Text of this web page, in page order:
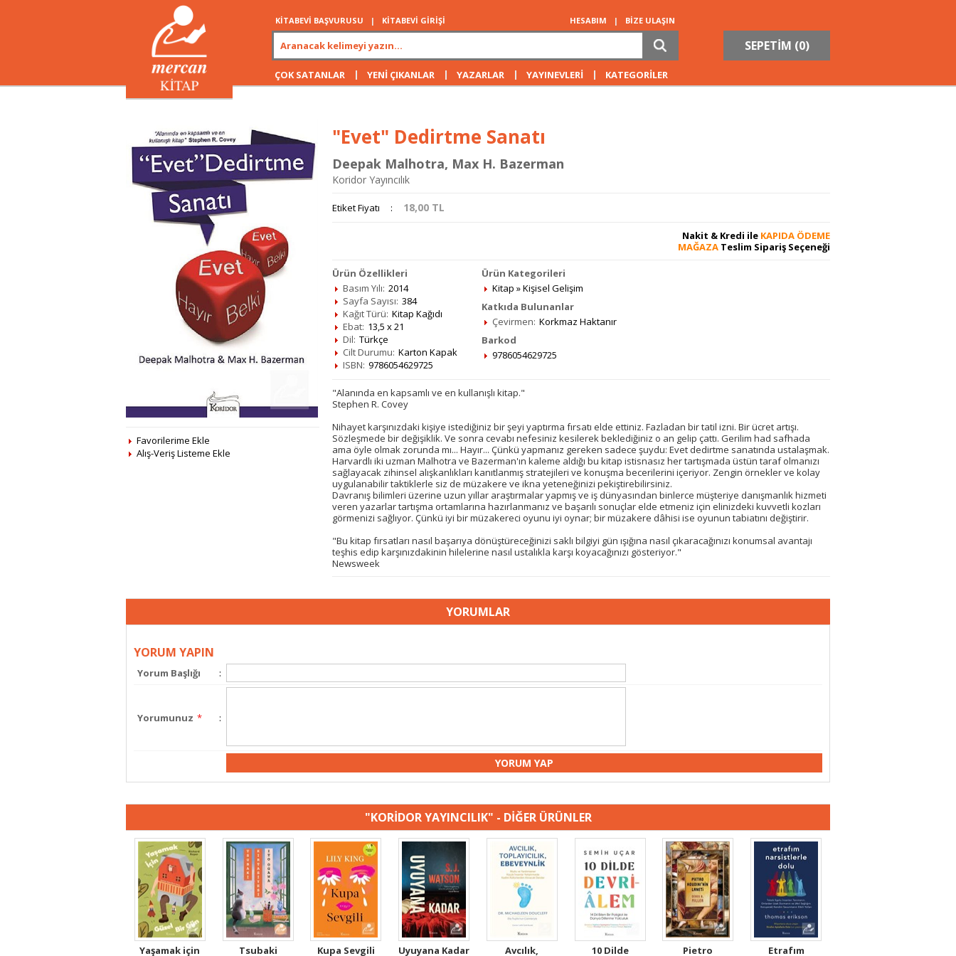
KİTABEVİ BAŞVURUSU | KİTABEVİ GİRİŞİ HESABIM | BİZE ULAŞIN
SEPETİM (0)
ÇOK SATANLAR | YENİ ÇIKANLAR | YAZARLAR | YAYINEVLERİ | KATEGORİLER
Favorilerime Ekle
Alış-Veriş Listeme Ekle
"Evet" Dedirtme Sanatı
Deepak Malhotra, Max H. Bazerman
Koridor Yayıncılık
Etiket Fiyatı : 18,00 TL
Nakit & Kredi ile KAPIDA ÖDEME
MAĞAZA Teslim Sipariş Seçeneği
Ürün Özellikleri
Basım Yılı: 2014
Sayfa Sayısı: 384
Kağıt Türü: Kitap Kağıdı
Ebat: 13,5 x 21
Dil: Türkçe
Cilt Durumu: Karton Kapak
ISBN: 9786054629725
Ürün Kategorileri
Kitap »Kişisel Gelişim
Katkıda Bulunanlar
Çevirmen: Korkmaz Haktanır
Barkod
9786054629725
"Alanında en kapsamlı ve en kullanışlı kitap."
Stephen R. Covey
Nihayet karşınızdaki kişiye istediğiniz bir şeyi yaptırma fırsatı elde ettiniz. Fazladan bir tatil izni. Bir ücret artışı.
Sözleşmede bir değişiklik. Ve sonra cevabı nefesiniz kesilerek beklediğiniz o an gelip çattı. Gerilim had safhada
ama öyle olmak zorunda mı... Hayır... Çünkü yapmanız gereken sadece şuydu: Evet dedirtme sanatında ustalaşmak.
Harvardlı iki uzman Malhotra ve Bazerman'ın kaleme aldığı bu kitap istisnasız her tartışmada üstün taraf olmanızı
sağlayacak zihinsel alışkanlıkları kanıtlanmış stratejileri ve konuşma becerilerini içeriyor. Zengin örnekler ve kolay
uygulanabilir taktiklerle siz de müzakere ve ikna yeteneğinizi pekiştirebilirsiniz.
Davranış bilimleri üzerine uzun yıllar araştırmalar yapmış ve iş dünyasından binlerce müşteriye danışmanlık hizmeti
veren yazarlar tartışma ortamlarına hazırlanmanız ve başarılı sonuçlar elde etmeniz için elinizdeki kuvvetli kozları
görmenizi sağlıyor. Çünkü iyi bir müzakereci oyunu iyi oynar; bir müzakere dâhisi ise oyunun tabiatını değiştirir.
"Bu kitap fırsatları nasıl başarıya dönüştüreceğinizi saklı bilgiyi gün ışığına nasıl çıkaracağınızı konumsal avantajı
teşhis edip karşınızdakinin hilelerine nasıl ustalıkla karşı koyacağınızı gösteriyor."
Newsweek
YORUMLAR
YORUM YAPIN
Yorum Başlığı :
Yorumunuz * :
"KORİDOR YAYINCILIK" - DİĞER ÜRÜNLER
Yaşamak için
Tsubaki
Kupa Sevgili Uyuyana Kadar
Avcılık,
10 Dilde
Pietro
Etrafım